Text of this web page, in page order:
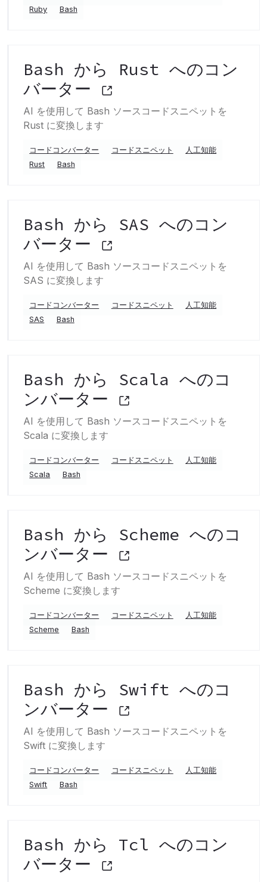
Ruby
Bash
Bash から Rust へのコン
バーター
AI を使用して Bash ソースコードスニペットを
Rust に変換します
コードコンバーター コードスニペット
人工知能
Rust
Bash
Bash から SAS へのコン
バーター
AI を使用して Bash ソースコードスニペットを
SAS に変換します
コードコンバーター コードスニペット
人工知能
SAS
Bash
Bash から Scala へのコ
ンバーター
AI を使用して Bash ソースコードスニペットを
Scala に変換します
コードコンバーター コードスニペット
人工知能
Scala
Bash
Bash から Scheme へのコ
ンバーター
AI を使用して Bash ソースコードスニペットを
Scheme に変換します
コードコンバーター コードスニペット
人工知能
Scheme
Bash
Bash から Swift へのコ
ンバーター
AI を使用して Bash ソースコードスニペットを
Swift に変換します
コードコンバーター コードスニペット
人工知能
Swift
Bash
Bash から Tcl へのコン
バーター